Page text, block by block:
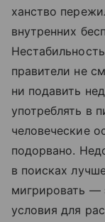
ханство
внутренних
правители не
ни подавить
употреблять в
человеческие
подорвано.
в поисках
мигрировать —
условия для